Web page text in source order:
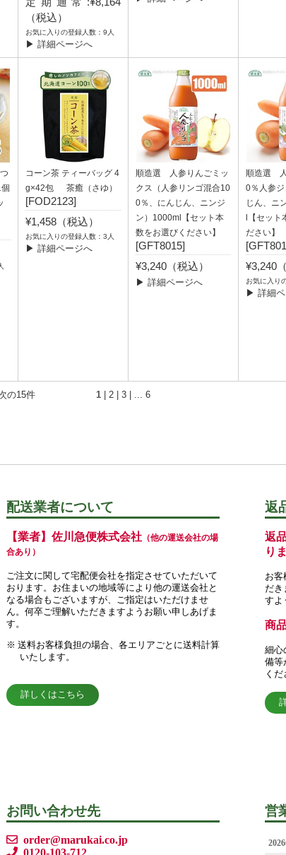
（税込）
お気に入りの登録人数：9人
▶ 詳細ページへ
コーン茶 ティーバッグ 4
g×42包 茶癒（さゆ）
[FOD2123]
¥1,458（税込）
お気に入りの登録人数：3人
▶ 詳細ページへ
順造選 人参りんごミッ
クス（人参リンゴ混合10
0％、にんじん、ニンジ
ン）1000ml【セット本
数をお選びください】
[GFT8015]
¥3,240（税込）
▶ 詳細ページへ
順造選
0％人参
じん、ニ
l【セット
ださい】
¥3,240
お気に入り
▶ 詳細
の15件 1 2 3 | ... 6